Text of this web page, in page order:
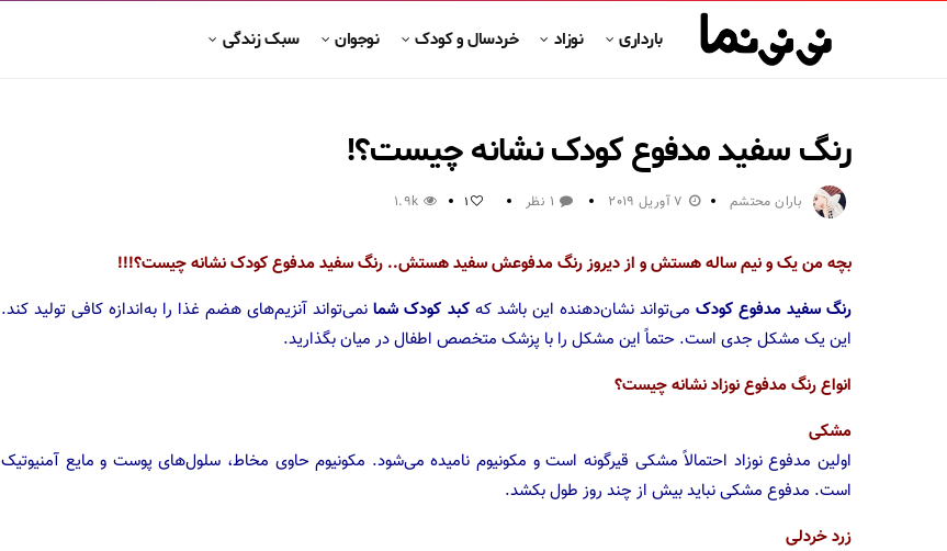
بارداری نوزاد خردسال و کودک نوجوان سبک زندگی
رنگ سفید مدفوع کودک نشانه چیست؟!
باران محتشم 7 آوریل 2019 1 نظر 1
1.9k
بچه من یک و نیم ساله هستش و از دیروز رنگ مدفوعش سفید هستش.. رنگ سفید مدفوع کودک نشانه چیست؟!!!
رنگ سفید مدفوع کودک می‌تواند نشان‌دهنده این باشد کهکبد کودک شمانمی‌تواند آنزیم‌های هضم غذا را به‌اندازه کافی تولید کند.
این یک مشکل جدی است. حتماً این مشکل را با پزشک متخصص اطفال در میان بگذارید.
انواع رنگ مدفوع نوزاد نشانه چیست؟
مشکی
اولین مدفوع نوزاد احتمالاً مشکی قیرگونه است و مکونیوم نامیده می‌شود. مکونیوم حاوی مخاط، سلول‌های پوست و مایع آمنیوتیک
است. مدفوع مشکی نباید بیش از چند روز طول بکشد.
زرد خردلی